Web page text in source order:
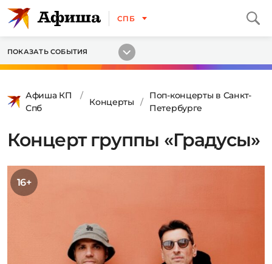
СПБ
ПОКАЗАТЬ СОБЫТИЯ
Афиша КП
Спб
Концерты
Поп-концерты в Санкт-
Петербурге
Концерт группы «Градусы»
16+